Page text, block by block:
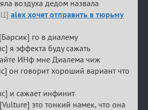
воздуха дедом назвала
alex хочет отправить в тюрьму
го в диалему
я эффекта буду сажать
ИНф мне Диалема чиж
он говорит хороший вариант что
и сажает инфинит
это тонкий намек, что она